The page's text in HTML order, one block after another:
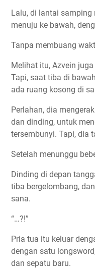
Lalu, di lantai
menuju ke bawah,
Tanpa membuang
Melihat itu, Azvein
Tapi, saat tiba di
ada ruang kosong di
Perlahan, dia
dan dinding, untuk
tersembunyi. Tapi, dia
Setelah menunggu
Dinding di depan
tiba bergelombang,
sana.
“…?!”
Pria tua itu keluar
dengan satu
dan sepatu baru.